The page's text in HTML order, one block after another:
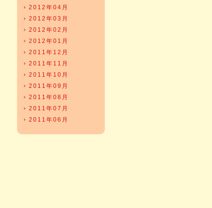
2012年04月
2012年03月
2012年02月
2012年01月
2011年12月
2011年11月
2011年10月
2011年09月
2011年08月
2011年07月
2011年06月